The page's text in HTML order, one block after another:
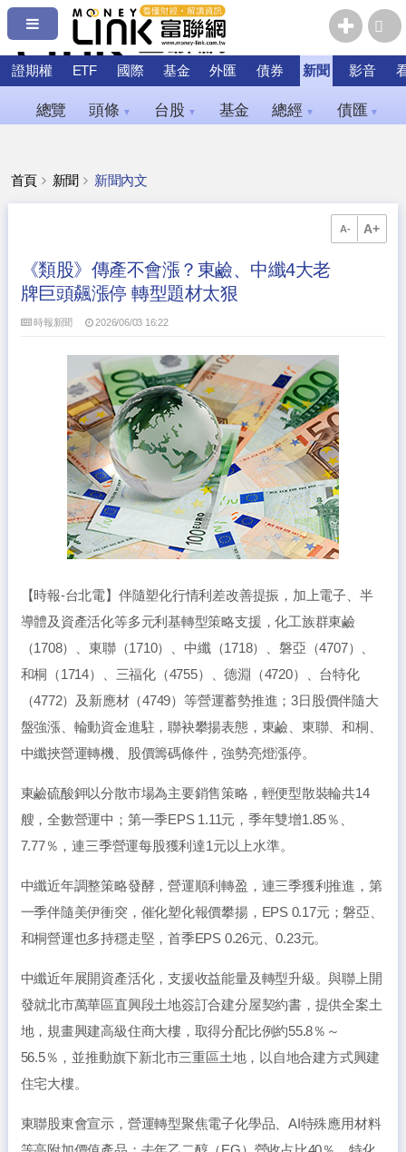
證期權 ETF 國際 基金 外匯 債券 新聞 影音
總覽 頭條 ▼ 台股 ▼ 基金 總經 ▼ 債匯 ▼
首頁 新聞 新聞內文
A- A+
《類股》傳產不會漲？東鹼、中纖4大老
牌巨頭飆漲停 轉型題材太狠
時報新聞 2026/06/03 16:22
【時報-台北電】伴隨塑化行情利差改善提振，加上電子、半
導體及資產活化等多元利基轉型策略支援，化工族群東鹼
（1708）、東聯（1710）、中纖（1718）、磐亞（4707）、
和桐（1714）、三福化（4755）、德淵（4720）、台特化
（4772）及新應材（4749）等營運蓄勢推進；3日股價伴隨大
盤強漲、輪動資金進駐，聯袂攀揚表態，東鹼、東聯、和桐、
中纖挾營運轉機、股價籌碼條件，強勢亮燈漲停。
東鹼硫酸鉀以分散市場為主要銷售策略，輕便型散裝輪共14
艘，全數營運中；第一季EPS 1.11元，季年雙增1.85％、
7.77％，連三季營運每股獲利達1元以上水準。
中纖近年調整策略發酵，營運順利轉盈，連三季獲利推進，第
一季伴隨美伊衝突，催化塑化報價攀揚，EPS 0.17元；磐亞、
和桐營運也多持穩走堅，首季EPS 0.26元、0.23元。
中纖近年展開資產活化，支援收益能量及轉型升級。與聯上開
發就北市萬華區直興段土地簽訂合建分屋契約書，提供全案土
地，規畫興建高級住商大樓，取得分配比例約55.8％～
56.5％，並推動旗下新北市三重區土地，以自地合建方式興建
住宅大樓。
東聯股東會宣示，營運轉型聚焦電子化學品、AI特殊應用材料